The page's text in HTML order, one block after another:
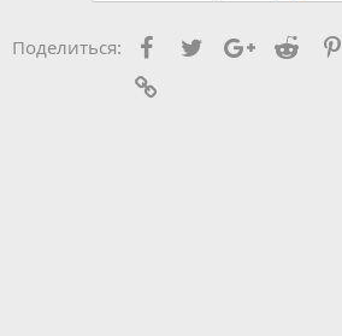
Поделиться: FacebookTwitterGoogle+
Reddit